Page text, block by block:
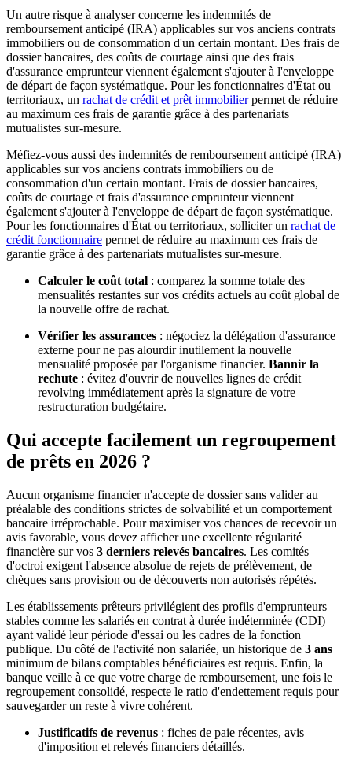
Un autre risque à analyser concerne les indemnités de
remboursement anticipé (IRA) applicables sur vos anciens contrats
immobiliers ou de consommation d'un certain montant. Des frais de
dossier bancaires, des coûts de courtage ainsi que des frais
d'assurance emprunteur viennent également s'ajouter à l'enveloppe
de départ de façon systématique. Pour les fonctionnaires d'État ou
territoriaux, un rachat de crédit et prêt immobilierpermet de réduire
au maximum ces frais de garantie grâce à des partenariats
mutualistes sur-mesure.
Méfiez-vous aussi des indemnités de remboursement anticipé (IRA)
applicables sur vos anciens contrats immobiliers ou de
consommation d'un certain montant. Frais de dossier bancaires,
coûts de courtage et frais d'assurance emprunteur viennent
également s'ajouter à l'enveloppe de départ de façon systématique.
Pour les fonctionnaires d'État ou territoriaux, solliciter un rachat de
crédit fonctionnaire permet de réduire au maximum ces frais de
garantie grâce à des partenariats mutualistes sur-mesure.
Calculer le coût total : comparez la somme totale des
mensualités restantes sur vos crédits actuels au coût global de
la nouvelle offre de rachat.
Vérifier les assurances : négociez la délégation d'assurance
externe pour ne pas alourdir inutilement la nouvelle
mensualité proposée par l'organisme financier. Bannir la
rechute : évitez d'ouvrir de nouvelles lignes de crédit
revolving immédiatement après la signature de votre
restructuration budgétaire.
Qui accepte facilement un regroupement
de prêts en 2026 ?
Aucun organisme financier n'accepte de dossier sans valider au
préalable des conditions strictes de solvabilité et un comportement
bancaire irréprochable. Pour maximiser vos chances de recevoir un
avis favorable, vous devez afficher une excellente régularité
financière sur vos 3 derniers relevés bancaires. Les comités
d'octroi exigent l'absence absolue de rejets de prélèvement, de
chèques sans provision ou de découverts non autorisés répétés.
Les établissements prêteurs privilégient des profils d'emprunteurs
stables comme les salariés en contrat à durée indéterminée (CDI)
ayant validé leur période d'essai ou les cadres de la fonction
publique. Du côté de l'activité non salariée, un historique de 3 ans
minimum de bilans comptables bénéficiaires est requis. Enfin, la
banque veille à ce que votre charge de remboursement, une fois le
regroupement consolidé, respecte le ratio d'endettement requis pour
sauvegarder un reste à vivre cohérent.
Justificatifs de revenus : fiches de paie récentes, avis
d'imposition et relevés financiers détaillés.